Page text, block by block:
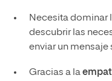
Necesita dominar
descubrir las
enviar un mensaje
Gracias a la